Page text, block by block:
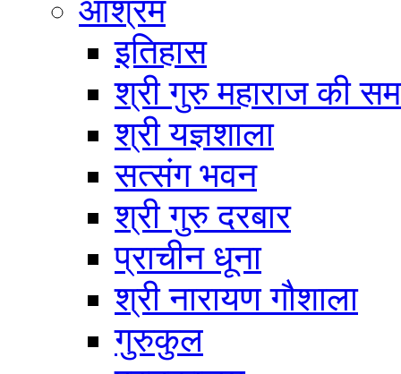
आश्रम
इतिहास
श्री गुरु महाराज की
श्री यज्ञशाला
सत्संग भवन
श्री गुरु दरबार
प्राचीन धूना
श्री नारायण गौशाला
गुरुकुल